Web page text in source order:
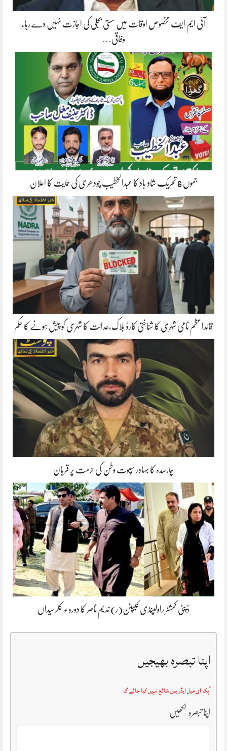
آئی ایم ایف مخصوص اوقات میں سستی بجلی کی اجازت نہیں دے رہا،
وفاقی…
جموں 6 تحریک شاد باد کا عبدالخطیب چودھری کی حمایت کا اعلان
قائداعظم نامی شہری کا شناختی کارڈ بلاک،عدالت کا شہری کو پیش ہونے کا حکم
چارسدہ کا بہادر سپوت وطن کی حرمت پر قربان
ڈپٹی کمشنر راولپنڈی کیپٹن(ر) ندیم ناصر کا دورہء کلرسیداں
اپنا تبصرہ بھیجیں
آپکا ای میل ایڈریس شائع نہیں کیا جائے گا
اپنا تبصرہ لکھیں